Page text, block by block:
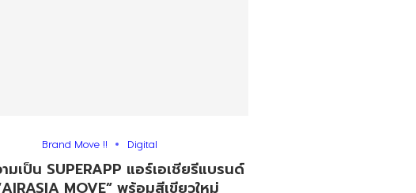
Brand Move !! Digital
มเป็น SUPERAPP แอร์เอเชียรีแบรนด์
MOVE” พร้อมสีเขียวใหม่